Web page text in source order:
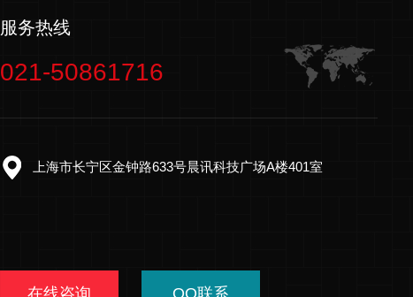
服务热线
021-50861716
上海市长宁区金钟路633号晨讯科技广场A楼401室
在线咨询 QQ联系